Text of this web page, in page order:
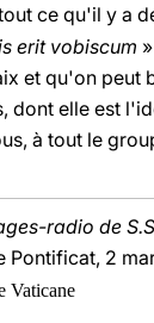
ce qu'il y a
erit vobiscum
et qu'on peut
dont elle est
à tout le
radio de
Pontificat, 2
Vaticane